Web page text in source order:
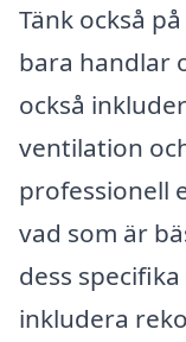
Tänk också
bara handlar
också
ventilation
professionell
vad som är
dess
inkludera